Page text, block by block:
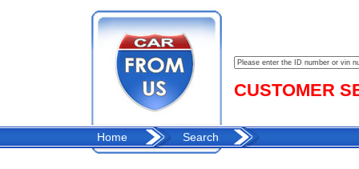
CUSTOMER
Home Search